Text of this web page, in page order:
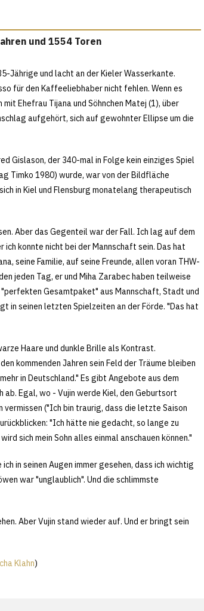
und 1554 Toren
Jährige und lacht an der Kieler Wasserkante.
für den Kaffeeliebhaber nicht fehlen. Wenn es
Ehefrau Tijana und Söhnchen Matej (1), über
aufgehört, sich auf gewohnter Ellipse um die
Gislason, der 340-mal in Folge kein einziges Spiel
Timko 1980) wurde, war von der Bildfläche
in Kiel und Flensburg monatelang therapeutisch
Aber das Gegenteil war der Fall. Ich lag auf dem
ich konnte nicht bei der Mannschaft sein. Das hat
seine Familie, auf seine Freunde, allen voran THW-
jeden Tag, er und Miha Zarabec haben teilweise
Gesamtpaket" aus Mannschaft, Stadt und
in seinen letzten Spielzeiten an der Förde. "Das hat
Haare und dunkle Brille als Kontrast.
kommenden Jahren sein Feld der Träume bleiben
in Deutschland." Es gibt Angebote aus dem
Egal, wo - Vujin werde Kiel, den Geburtsort
("Ich bin traurig, dass die letzte Saison
"Ich hätte nie gedacht, so lange zu
sich mein Sohn alles einmal anschauen können."
in seinen Augen immer gesehen, dass ich wichtig
war "unglaublich". Und die schlimmste
Aber Vujin stand wieder auf. Und er bringt sein
Klahn)